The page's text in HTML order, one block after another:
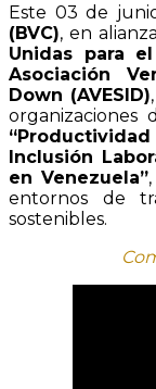
Este 03 de
(BVC), en
Unidas para
Asociación
Down (AVESID)
organizaciones
Inclusión
en Venezuela”
entornos de
sostenibles.